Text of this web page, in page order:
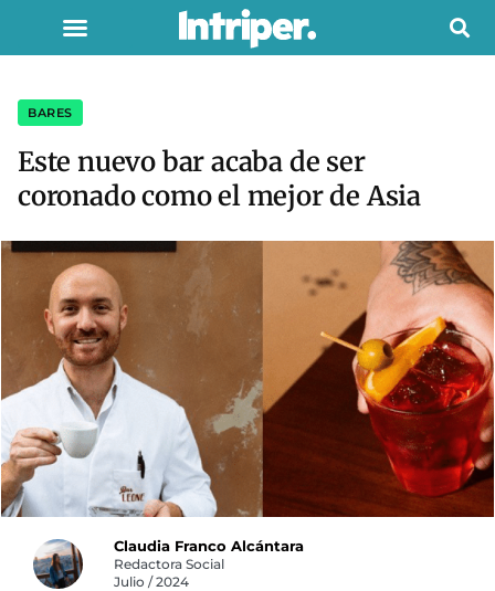
BARES
Este nuevo bar acaba de ser
coronado como el mejor de Asia
Claudia Franco Alcántara
Redactora Social
Julio / 2024